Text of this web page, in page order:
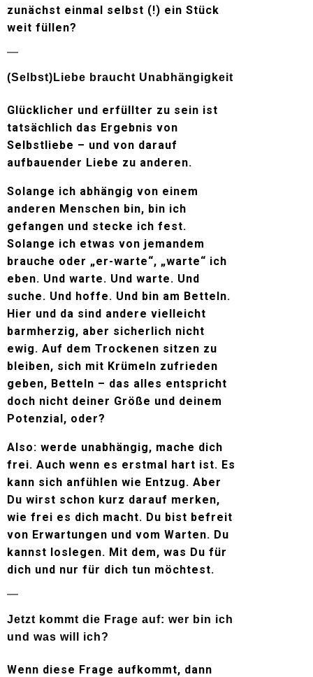
zunächst einmal selbst (!) ein Stück
weit füllen?
(Selbst)Liebe braucht Unabhängigkeit
Glücklicher und erfüllter zu sein ist
tatsächlich das Ergebnis von
Selbstliebe – und von darauf
aufbauender Liebe zu anderen.
Solange ich abhängig von einem
anderen Menschen bin, bin ich
gefangen und stecke ich fest.
Solange ich etwas von jemandem
brauche oder „er-warte“, „warte“ ich
eben. Und warte. Und warte. Und
suche. Und hoffe. Und bin am Betteln.
Hier und da sind andere vielleicht
barmherzig, aber sicherlich nicht
ewig. Auf dem Trockenen sitzen zu
bleiben, sich mit Krümeln zufrieden
geben, Betteln – das alles entspricht
doch nicht deiner Größe und deinem
Potenzial, oder?
Also: werde unabhängig, mache dich
frei. Auch wenn es erstmal hart ist. Es
kann sich anfühlen wie Entzug. Aber
Du wirst schon kurz darauf merken,
wie frei es dich macht. Du bist befreit
von Erwartungen und vom Warten. Du
kannst loslegen. Mit dem, was Du für
dich und nur für dich tun möchtest.
Jetzt kommt die Frage auf: wer bin ich
und was will ich?
Wenn diese Frage aufkommt, dann